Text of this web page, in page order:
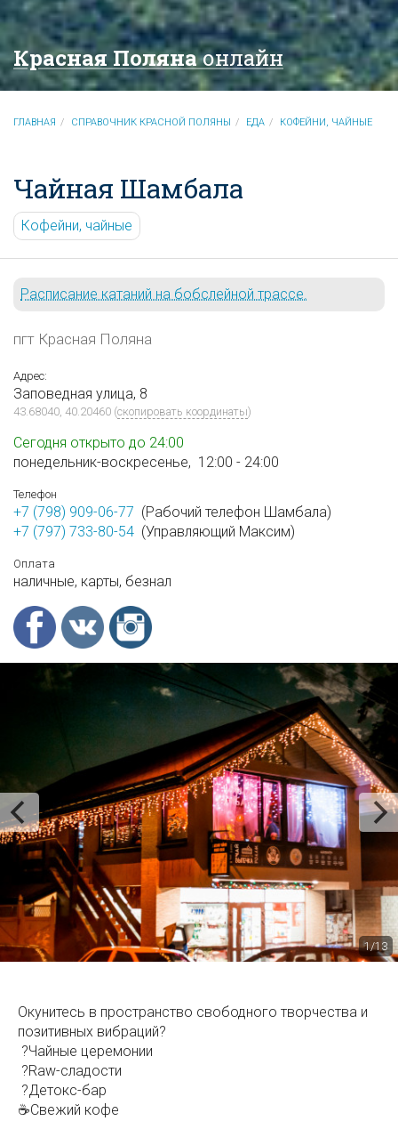
Красная Полянаонлайн
ГЛАВНАЯ СПРАВОЧНИК КРАСНОЙ ПОЛЯНЫ ЕДА КОФЕЙНИ, ЧАЙНЫЕ
Чайная Шамбала
Кофейни, чайные
Расписание катаний на бобслейной трассе.
пгт Красная Поляна
Адрес:
Заповедная улица, 8
43.68040, 40.20460 (скопировать координаты)
Сегодня открыто до 24:00
понедельник-воскресенье, 12:00 - 24:00
Телефон
+7 (798) 909-06-77 (Рабочий телефон Шамбала)
+7 (797) 733-80-54 (Управляющий Максим)
Оплата
наличные, карты, безнал
1/13
Окунитесь в пространство свободного творчества и
позитивных вибраций?
?Чайные церемонии
?Raw-сладости
?Детокс-бар
☕Свежий кофе